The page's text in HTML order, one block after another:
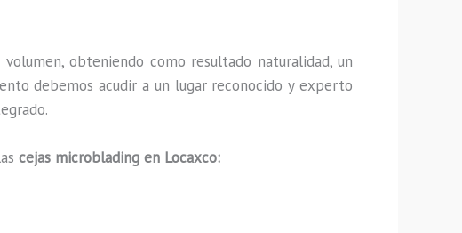
obteniendo como resultado naturalidad, un
debemos acudir a un lugar reconocido y experto
cejas microblading en Locaxco: